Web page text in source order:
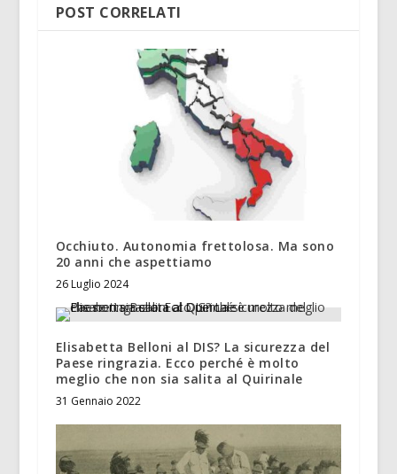
POST CORRELATI
Occhiuto. Autonomia frettolosa. Ma sono
20 anni che aspettiamo
26 Luglio 2024
Elisabetta Belloni al DIS? La sicurezza del
Paese ringrazia. Ecco perché è molto
meglio che non sia salita al Quirinale
31 Gennaio 2022